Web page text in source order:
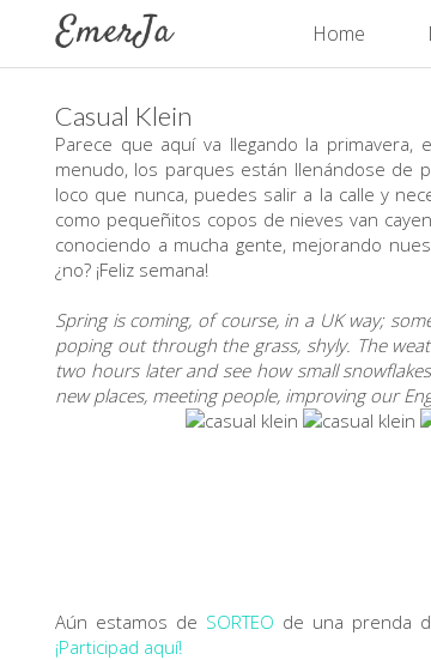
Home
Casual Klein
Parece que aquí va llegando la
menudo, los parques están llenándose de
loco que nunca, puedes salir a la calle y
como pequeñitos copos de nieves van
conociendo a mucha gente, mejorando
¿no? ¡Feliz semana!
Spring is coming, of course, in a UK way;
poping out through the grass, shyly. The
two hours later and see how small
new places, meeting people, improving our
Aún estamos de SORTEO de una prenda
¡Participad aquí!